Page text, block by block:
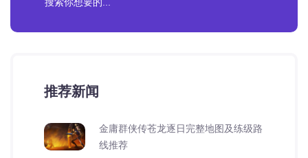
推荐新闻
金庸群侠传苍龙逐日完整地图及练级路
线推荐